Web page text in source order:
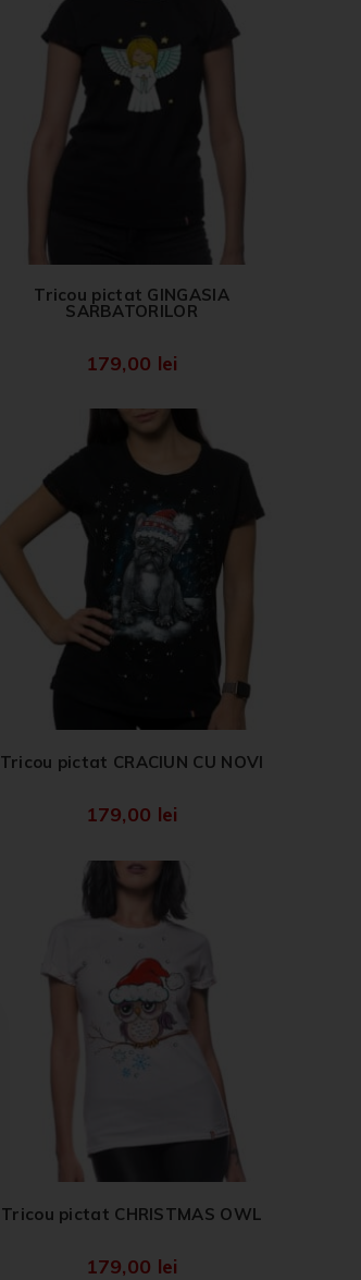
Tricou pictat GINGASIA
SARBATORILOR
179,00 lei
Tricou pictat CRACIUN CU NOVI
179,00 lei
Tricou pictat CHRISTMAS OWL
179,00 lei